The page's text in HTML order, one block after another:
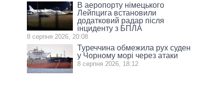
В аеропорту німецького
Лейпцига встановили
додатковий радар після
інциденту з БПЛА
8 серпня 2026, 20:08
Туреччина обмежила рух суден
у Чорному морі через атаки
8 серпня 2026, 18:12